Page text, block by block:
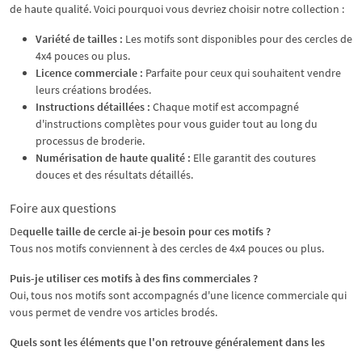
de haute qualité. Voici pourquoi vous devriez choisir notre collection :
Variété de tailles : Les motifs sont disponibles pour des cercles de
4x4 pouces ou plus.
Licence commerciale : Parfaite pour ceux qui souhaitent vendre
leurs créations brodées.
Instructions détaillées : Chaque motif est accompagné
d'instructions complètes pour vous guider tout au long du
processus de broderie.
Numérisation de haute qualité : Elle garantit des coutures
douces et des résultats détaillés.
Foire aux questions
Dequelle taille de cercle ai-je besoin pour ces motifs ?
Tous nos motifs conviennent à des cercles de 4x4 pouces ou plus.
Puis-je utiliser ces motifs à des fins commerciales ?
Oui, tous nos motifs sont accompagnés d'une licence commerciale qui
vous permet de vendre vos articles brodés.
Quels sont les éléments que l'on retrouve généralement dans les